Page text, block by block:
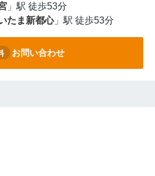
」駅 徒歩53分
たま新都心」駅 徒歩53分
お問い合わせ